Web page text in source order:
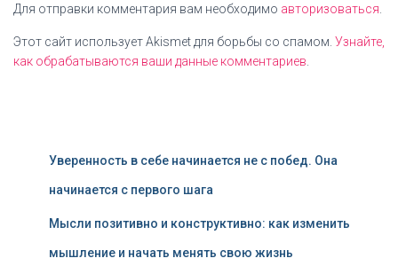
Для отправки комментария вам необходимо авторизоваться
Этот сайт использует Akismet для борьбы со спамом. Узнайте,
как обрабатываются ваши данные комментариев
Уверенность в себе начинается не с побед. Она
начинается с первого шага
Мысли позитивно и конструктивно: как изменить
мышление и начать менять свою жизнь